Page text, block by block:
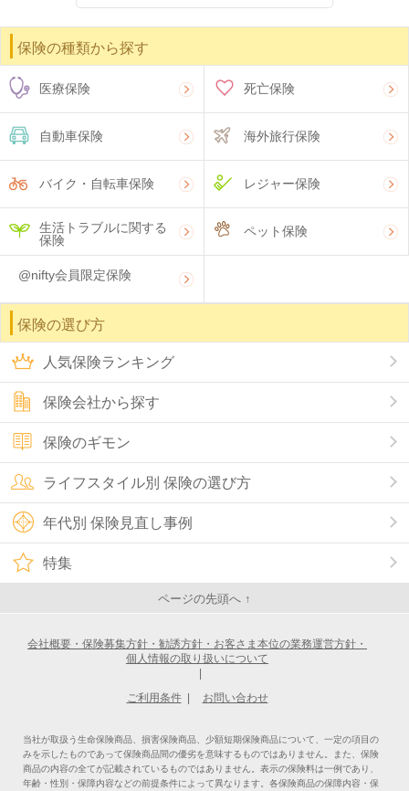
保険の種類から探す
医療保険 死亡保険
自動車保険 海外旅行保険
バイク・自転車保険 レジャー保険
生活トラブルに関する
保険
ペット保険
@nifty会員限定保険
保険の選び方
人気保険ランキング
保険会社から探す
保険のギモン
ライフスタイル別 保険の選び方
年代別 保険見直し事例
特集
ページの先頭へ ↑
会社概要・保険募集方針・勧誘方針・お客さま本位の業務運営方針・
個人情報の取り扱いについて
|
ご利用条件 | お問い合わせ
当社が取扱う生命保険商品、損害保険商品、少額短期保険商品について、一定の項目の
みを示したものであって保険商品間の優劣を意味するものではありません。また、保険
商品の内容の全てが記載されているものではありません。表示の保険料は一例であり、
年齢・性別・保障内容などの前提条件によって異なります。各保険商品の保障内容・保